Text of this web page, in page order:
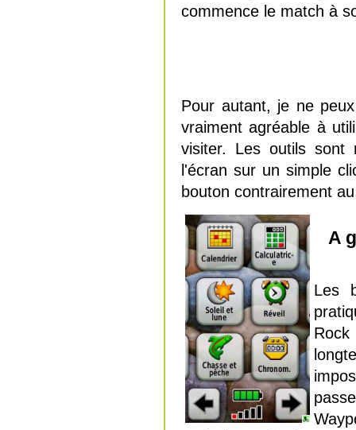
commence le match à
Pour autant, je ne
vraiment agréable à
visiter. Les outils sont
l'écran sur un simple
bouton contrairement
A
Les